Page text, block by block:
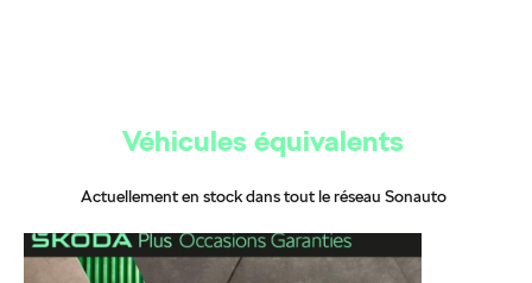
Véhicules équivalents
Actuellement en stock dans tout le réseau Sonauto